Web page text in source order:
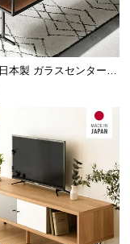
ガラスに熱・
ガラスです。
3.5倍・4倍
安全
合でも、強化
状になり、破
性が低いた
ご家庭でも安
本製 ガラスセンターテ